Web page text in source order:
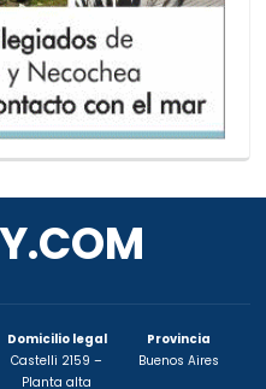
Domicilio legal
Castelli 2159 –
Planta alta
Provincia
Buenos Aires